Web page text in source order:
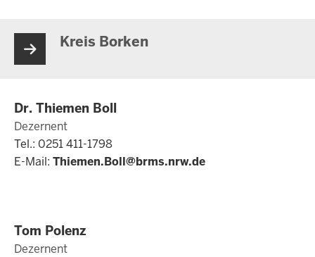
Kreis Borken
Dr. Thiemen Boll
Dezernent
Tel.: 0251 411-1798
E-Mail: Thiemen.Boll@brms.nrw.de
Tom Polenz
Dezernent